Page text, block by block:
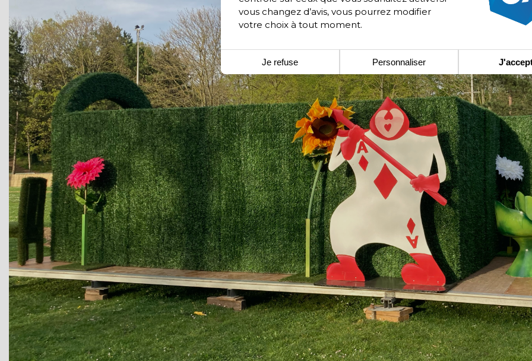
vous changez d’avis, vous pourrez modifier
votre choix à tout moment.
Je refuse Personnaliser